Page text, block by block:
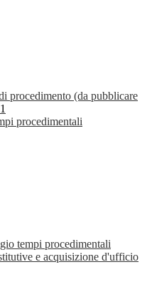
procedimento (da pubblicare
1
procedimentali
tempi procedimentali
e acquisizione d'ufficio